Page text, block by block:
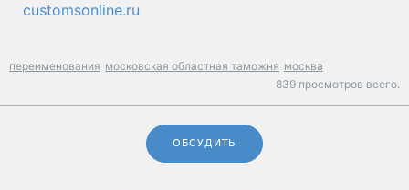
customsonline.ru
переименования московская областная таможня москва
839 просмотров всего.
ОБСУДИТЬ